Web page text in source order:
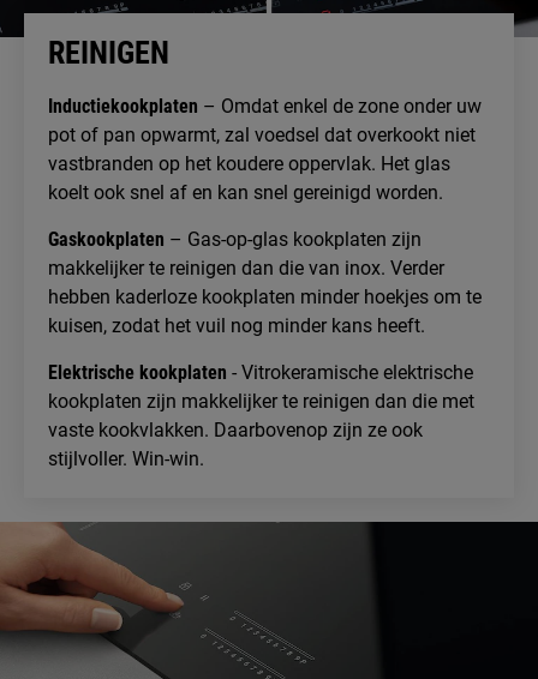
REINIGEN
Inductiekookplaten – Omdat enkel de zone onder uw
pot of pan opwarmt, zal voedsel dat overkookt niet
vastbranden op het koudere oppervlak. Het glas
koelt ook snel af en kan snel gereinigd worden.
Gaskookplaten – Gas-op-glas kookplaten zijn
makkelijker te reinigen dan die van inox. Verder
hebben kaderloze kookplaten minder hoekjes om te
kuisen, zodat het vuil nog minder kans heeft.
Elektrische kookplaten - Vitrokeramische elektrische
kookplaten zijn makkelijker te reinigen dan die met
vaste kookvlakken. Daarbovenop zijn ze ook
stijlvoller. Win-win.